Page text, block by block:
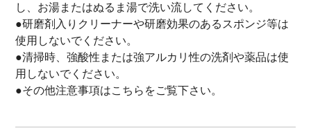
し、お湯またはぬるま湯で洗い流してください。
●研磨剤入りクリーナーや研磨効果のあるスポンジ等は
使用しないでください。
●清掃時、強酸性または強アルカリ性の洗剤や薬品は使
用しないでください。
●その他注意事項はこちら をご覧下さい。